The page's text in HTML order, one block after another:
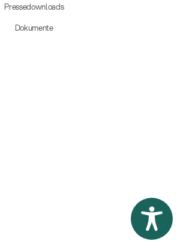
Pressedownloads
Dokumente